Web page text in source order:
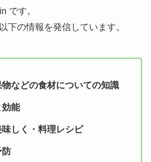
です。
下の情報を発信しています。
などの食材についての知識
効能
しく・料理レシピ
防